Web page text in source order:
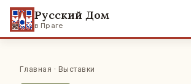
Русский Дом
в Праге
Главная · Выставки